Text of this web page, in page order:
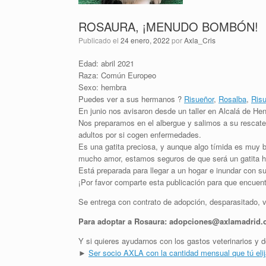
ROSAURA, ¡MENUDO BOMBÓN!
Publicado el 24 enero, 2022 porAxla_Cris
Edad: abril 2021
Raza: Común Europeo
Sexo: hembra
Puedes ver a sus hermanos ? Risueñor, Rosalba,
En junio nos avisaron desde un taller en Alcalá de
Nos preparamos en el albergue y salimos a su
adultos por si cogen enfermedades.
Es una gatita preciosa, y aunque algo tímida es muy
mucho amor, estamos seguros de que será un gatita
Está preparada para llegar a un hogar e inundar con
¡Por favor comparte esta publicación para que
Se entrega con contrato de adopción,
Para adoptar a Rosaura:
Y si quieres ayudarnos con los gastos veterinarios y
► Ser socio AXLA con la cantidad mensual que tú